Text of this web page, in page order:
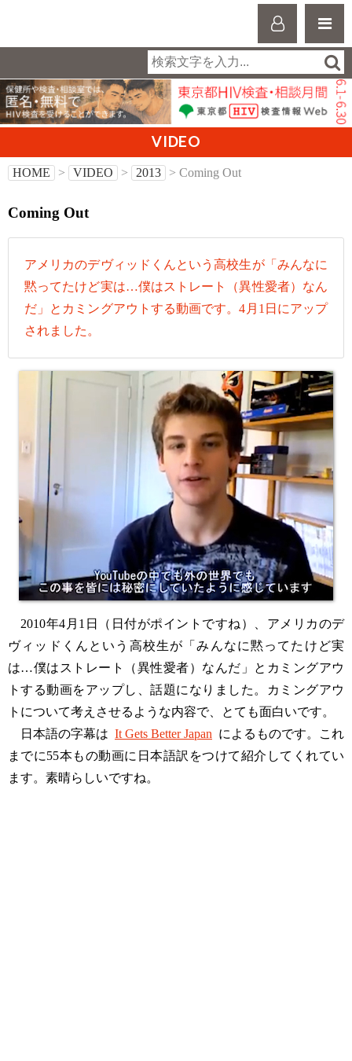
VIDEO
HOME > VIDEO > 2013 > Coming Out
Coming Out
アメリカのデヴィッドくんという高校生が「みんなに
黙ってたけど実は…僕はストレート（異性愛者）なん
だ」とカミングアウトする動画です。4月1日にアップ
されました。
2010年4月1日（日付がポイントですね）、アメリカのデ
ヴィッドくんという高校生が「みんなに黙ってたけど実
は…僕はストレート（異性愛者）なんだ」とカミングアウ
トする動画をアップし、話題になりました。カミングアウ
トについて考えさせるような内容で、とても面白いです。
日本語の字幕は It Gets Better Japan によるものです。これ
までに55本もの動画に日本語訳をつけて紹介してくれてい
ます。素晴らしいですね。